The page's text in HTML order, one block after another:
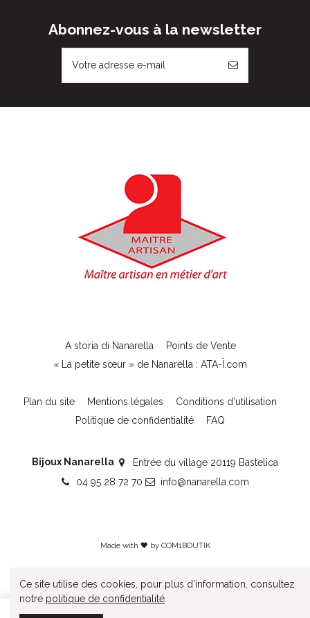
Abonnez-vous à la newsletter
A storia di Nanarella
Points de Vente
« La petite sœur » de Nanarella : ATA-Ï.com
Plan du site Mentions légales
Conditions d'utilisation
Politique de confidentialité
FAQ
Bijoux Nanarella
Entrée du village 20119 Bastelica
04 95 28 72 70
info@nanarella.com
Made with 🖤 by COM1BOUTIK
Ce site utilise des cookies, pour plus d'information, consultez
notre politique de confidentialité